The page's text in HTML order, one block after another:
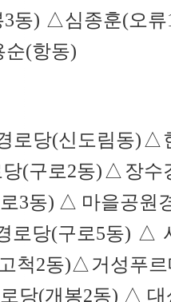
동) △심종훈(오
(항동)
로당(신도림동)△
(구로2동)△장
로3동)△마을공
로당(구로5동)△
척2동)△거성푸르
당(개봉2동)△대